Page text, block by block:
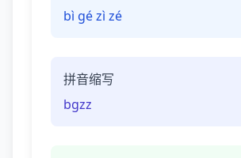
bì gé zì zé
拼音缩写
bgzz